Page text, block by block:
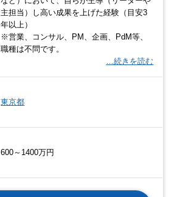
主担当）し高い成果を上げた経験（目安3
年以上）
※営業、コンサル、PM、企画、PdM等、
職種は不問です。
…続きを読む
東京都
600～1400万円